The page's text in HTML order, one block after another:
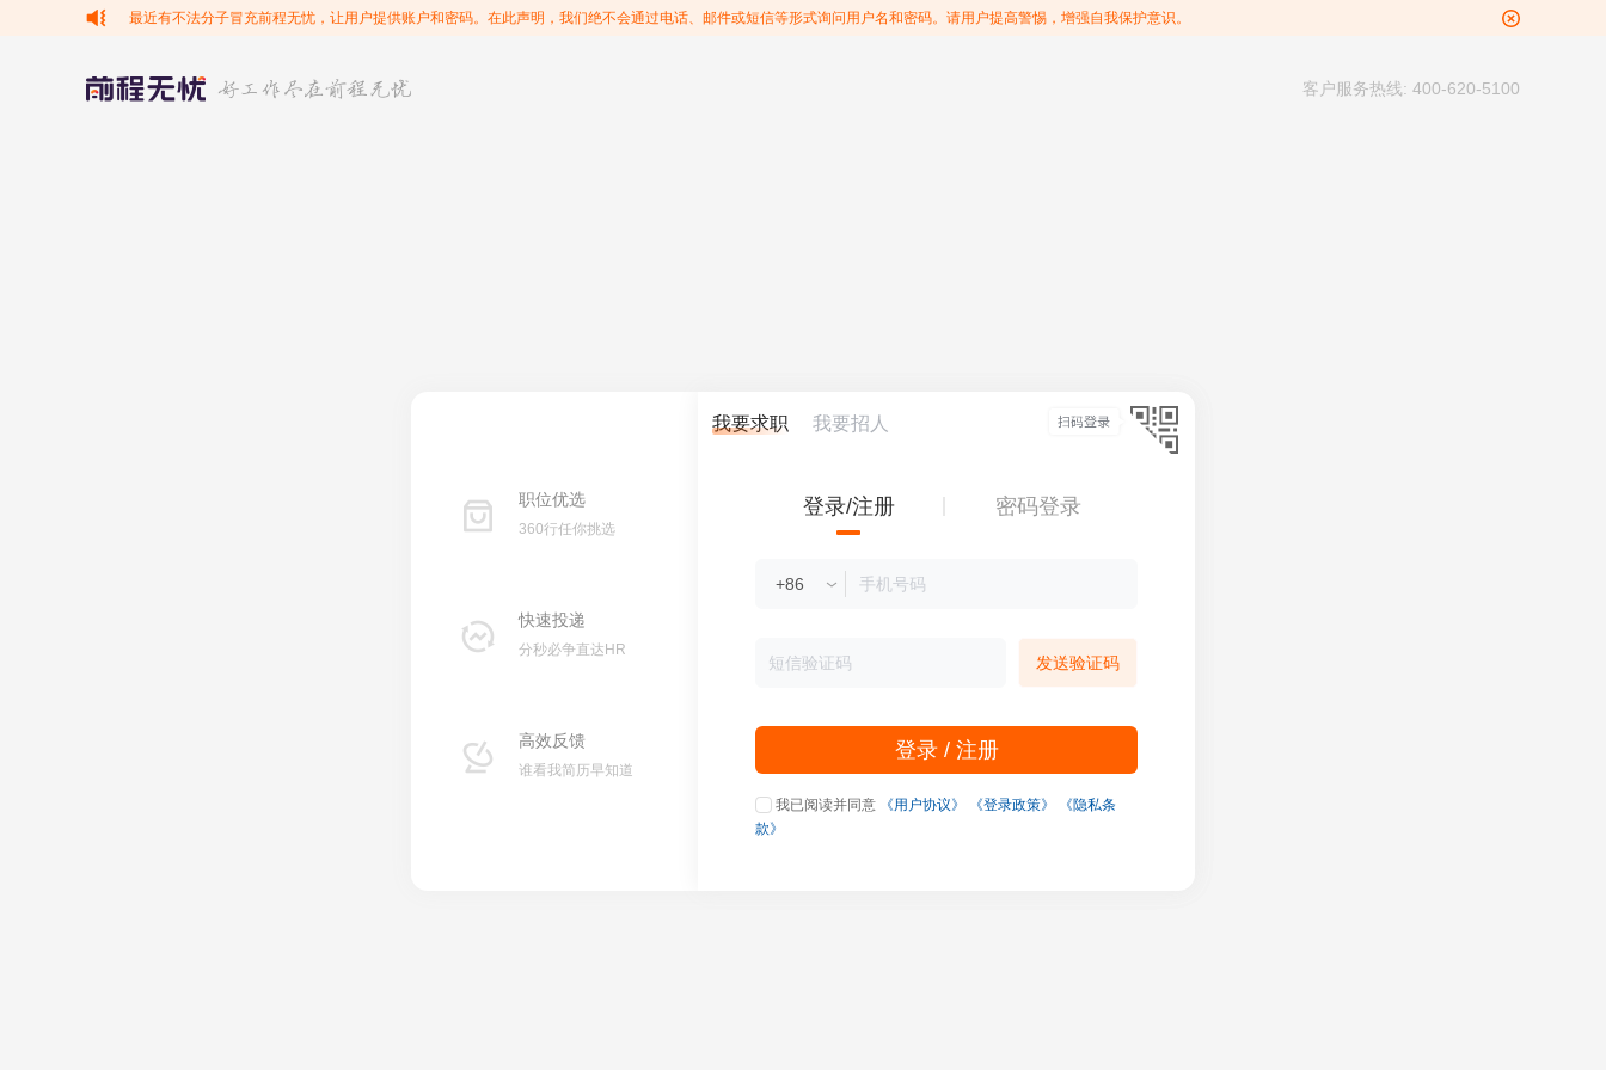
最近有不法分子冒充前程无忧，让用户提供账户和密码。在此声明，我们绝不会通过电话、邮件或短信等形式询问用户名和密码。请用户提高警惕，增强自我保护意识。
客户服务热线: 400-620-5100
职位优选
360行任你挑选
快速投递
分秒必争直达HR
高效反馈
谁看我简历早知道
我要求职 我要招人
登录/注册 密码登录
发送验证码
登录 / 注册
我已阅读并同意 《用户协议》 《登录政策》
《隐私条
款》